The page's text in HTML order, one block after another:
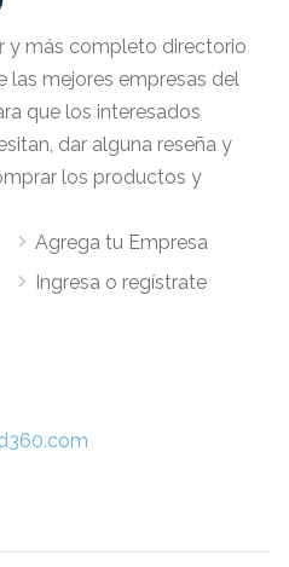
y más completo directorio
las mejores empresas del
que los interesados
dar alguna reseña y
los productos y
Agrega tu Empresa
Ingresa o regístrate